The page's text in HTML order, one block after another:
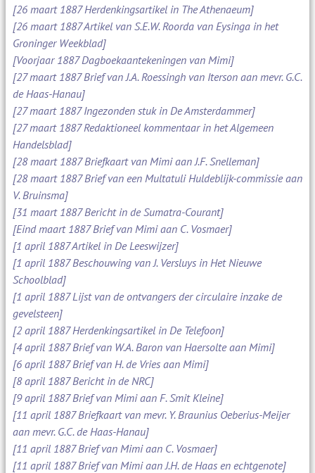
[26 maart 1887 Herdenkingsartikel in The Athenaeum]
[26 maart 1887 Artikel van S.E.W. Roorda van Eysinga in het
Groninger Weekblad]
[Voorjaar 1887 Dagboekaantekeningen van Mimi]
[27 maart 1887 Brief van J.A. Roessingh van Iterson aan mevr. G.C.
de Haas-Hanau]
[27 maart 1887 Ingezonden stuk in De Amsterdammer]
[27 maart 1887 Redaktioneel kommentaar in het Algemeen
Handelsblad]
[28 maart 1887 Briefkaart van Mimi aan J.F. Snelleman]
[28 maart 1887 Brief van een Multatuli Huldeblijk-commissie aan
V. Bruinsma]
[31 maart 1887 Bericht in de Sumatra-Courant]
[Eind maart 1887 Brief van Mimi aan C. Vosmaer]
[1 april 1887 Artikel in De Leeswijzer]
[1 april 1887 Beschouwing van J. Versluys in Het Nieuwe
Schoolblad]
[1 april 1887 Lijst van de ontvangers der circulaire inzake de
gevelsteen]
[2 april 1887 Herdenkingsartikel in De Telefoon]
[4 april 1887 Brief van W.A. Baron van Haersolte aan Mimi]
[6 april 1887 Brief van H. de Vries aan Mimi]
[8 april 1887 Bericht in de NRC]
[9 april 1887 Brief van Mimi aan F. Smit Kleine]
[11 april 1887 Briefkaart van mevr. Y. Braunius Oeberius-Meijer
aan mevr. G.C. de Haas-Hanau]
[11 april 1887 Brief van Mimi aan C. Vosmaer]
[11 april 1887 Brief van Mimi aan J.H. de Haas en echtgenote]